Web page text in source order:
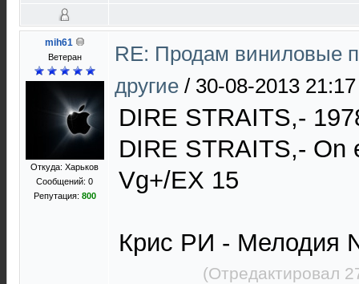
mih61
Ветеран
Откуда: Харьков
Сообщений: 0
Репутация: 800
RE: Продам виниловые
другие / 30-08-2013 21:17
DIRE STRAITS,-
DIRE STRAITS,- On
Vg+/EX 15
Крис РИ - Мелодия
(Отредактировал